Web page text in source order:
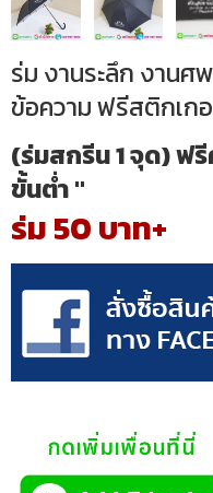
ร่ม งานระลึก งานศ
ข้อความ ฟรีสติกเก
(ร่มสกรีน 1 จุด) ฟ
ขั้นต่ำ "
ร่ม 50 บาท+